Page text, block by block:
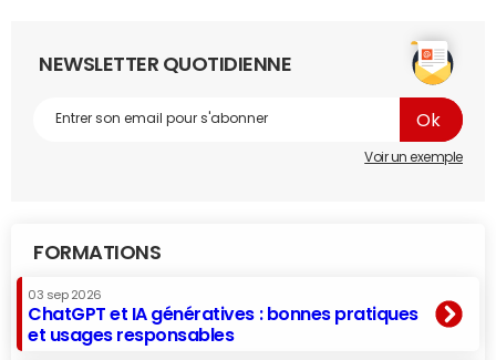
NEWSLETTER QUOTIDIENNE
Voir un exemple
FORMATIONS
03 sep 2026
ChatGPT et IA génératives : bonnes pratiques
et usages responsables